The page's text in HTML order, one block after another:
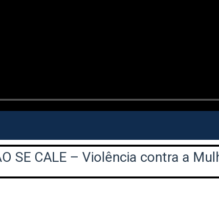
SE CALE – Violência contra a